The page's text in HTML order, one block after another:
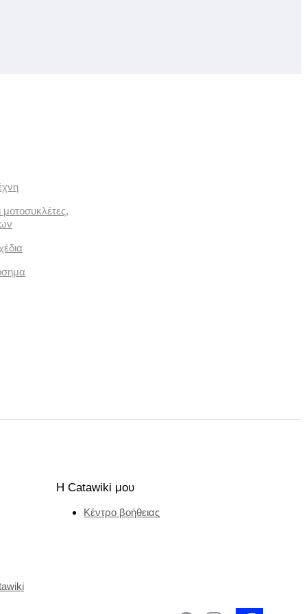
μοτοσυκλέτες,
Η Catawiki μου
Κέντρο βοήθειας